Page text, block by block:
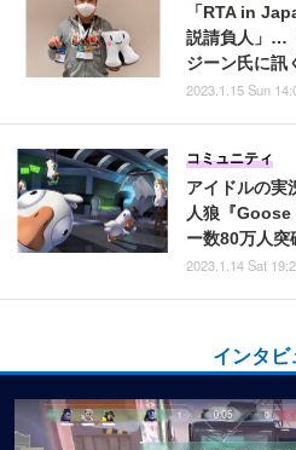
「RTA in
説請負人」…
ジーン氏に訊
2023.1.15 Sun
アイドルの実
人狼『
ー数80万人突
コミュニティ
2023.1.14 Sat
インタビ